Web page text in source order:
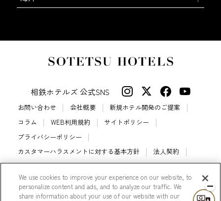
相鉄ホテルズ 公式SNS
お問い合わせ 会社概要
新規ホテル開発のご提案
コラム
WEB利用規約
サイトポリシー
プライバシーポリシー
カスタマーハラスメントに対する基本方針
法人契約
宿泊約款
会員規約
サイトマップ
相鉄ホテルズ パートナーホテル加盟募集のご案内
採用情報
Cookie Settings
We use cookies to improve your experience on our website, to
personalize content and ads, and to analyze our traffic. We
share information about your use of our website with our